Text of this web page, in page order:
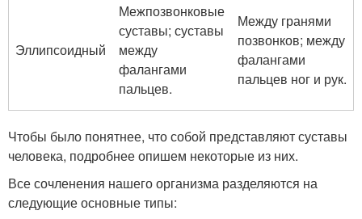
Эллипсоидный
Межпозвонковые
суставы; суставы
между
фалангами
пальцев.
Между гранями
позвонков; между
фалангами
пальцев ног и рук.
Чтобы было понятнее, что собой представляют суставы
человека, подробнее опишем некоторые из них.
Все сочленения нашего организма разделяются на
следующие основные типы: